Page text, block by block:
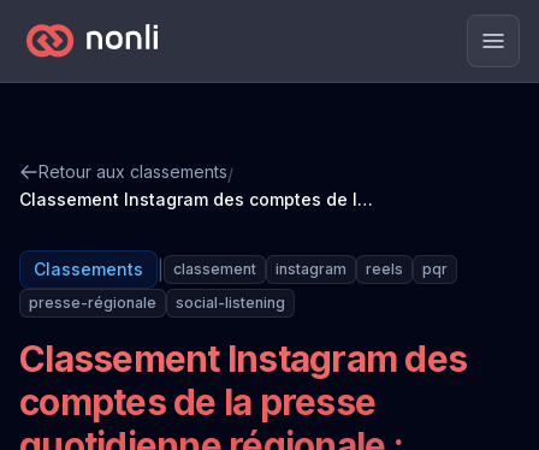
Retour aux classements/
Classement Instagram des comptes de la presse quotidienne régionale : septembre 2025
Classements classement instagram reels
pqr
presse-régionale
social-listening
Classement Instagram des
comptes de la presse